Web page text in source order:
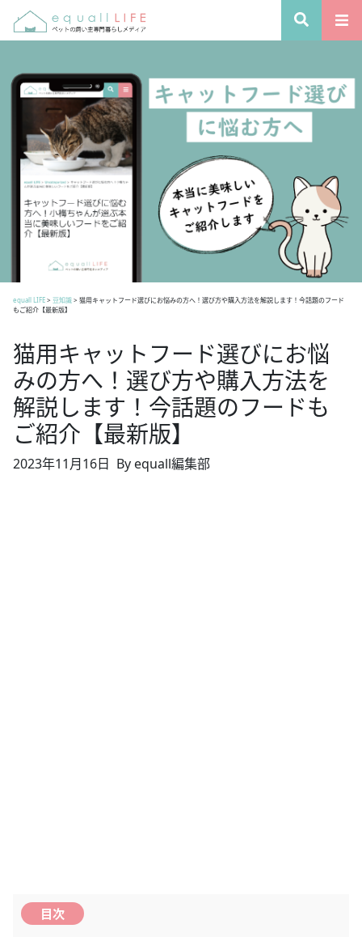
equall LIFE> 豆知識> 猫用キャットフード選びにお悩みの方へ！選び方や購入方法を解説します！今話題のフード
もご紹介【最新版】
猫用キャットフード選びにお悩
みの方へ！選び方や購入方法を
解説します！今話題のフードも
ご紹介【最新版】
2023年11月16日 By equall編集部
目次